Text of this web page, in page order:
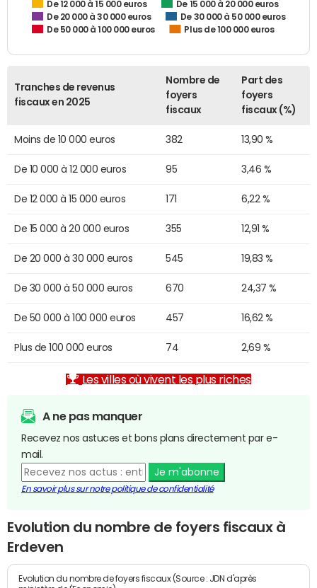
De 12 000 à 15 000 euros
De 15 000 à 20 000 euros
De 20 000 à 30 000 euros
De 30 000 à 50 000 euros
De 50 000 à 100 000 euros
Plus de 100 000 euros
Tranches de revenus
fiscaux en 2025
Nombre de
foyers
fiscaux
Part des
foyers
fiscaux (%)
Moins de 10 000 euros 382 13,90 %
De 10 000 à 12 000 euros 95 3,46 %
De 12 000 à 15 000 euros 171 6,22 %
De 15 000 à 20 000 euros 355 12,91 %
De 20 000 à 30 000 euros 545 19,83 %
De 30 000 à 50 000 euros 670 24,37 %
De 50 000 à 100 000 euros 457 16,62 %
Plus de 100 000 euros 74 2,69 %
Les villes où vivent les plus riches
A ne pas manquer
Recevez nos astuces et bons plans directement par e-
mail.
Je m'abonne
En savoir plus sur notre politique de confidentialité
Evolution du nombre de foyers fiscaux à
Erdeven
Evolution du nombre de foyers fiscaux (Source : JDN d'après